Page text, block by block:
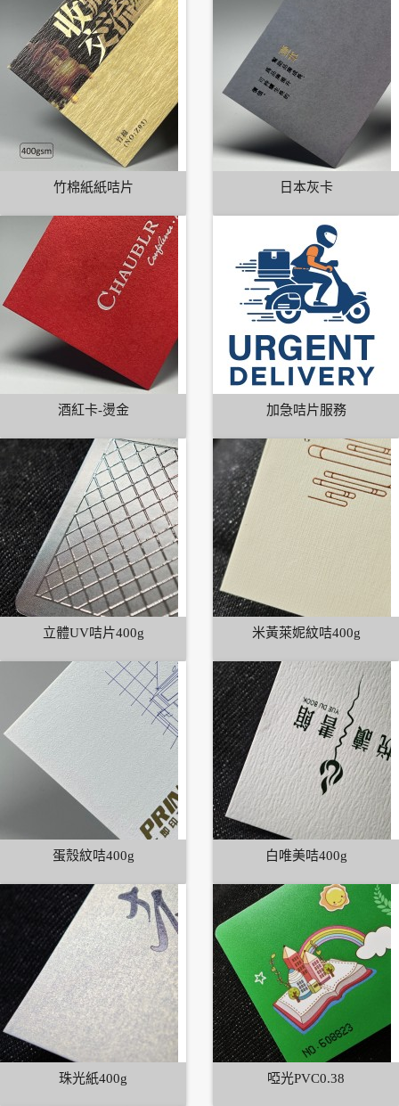
竹棉紙紙咭片 日本灰卡
酒紅卡-燙金 加急咭片服務
立體UV咭片400g 米黃萊妮紋咭400g
蛋殼紋咭400g 白唯美咭400g
珠光紙400g 啞光PVC0.38